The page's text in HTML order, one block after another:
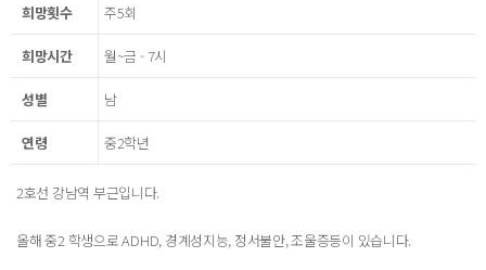
희망횟수 주5회
희망시간 월~금 - 7시
성별 남
연령 중2학년
2호선 강남역 부근입니다.
올해 중2 학생으로 ADHD, 경계성지능, 정서불안, 조울증등이 있습니다.